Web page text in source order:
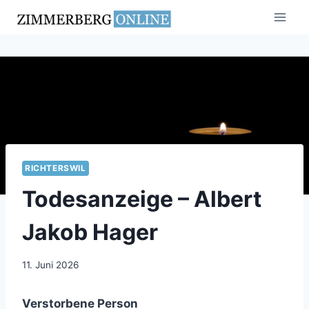
Inhalt
RICHTERSWIL
Todesanzeige – Albert
Jakob Hager
11. Juni 2026
Verstorbene Person